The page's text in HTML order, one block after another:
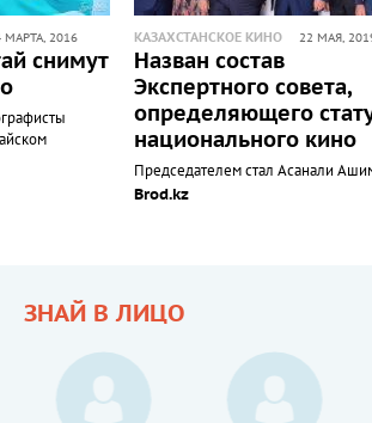
МАРТА, 2016
снимут
КАЗАХСТАНСКОЕ КИНО 22 МАЯ,
Назван состав
Экспертного совета,
определяющего
национального кино
Председателем стал Асанали
Brod.kz
ЗНАЙ В ЛИЦО